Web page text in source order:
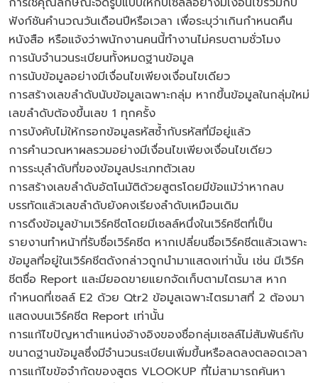
ฟังก์ชันคำนวณวันเดือนปีหรือเวลา เพื่อระบุว่าเกินกำหนดคืน
หนังสือ หรือแจ้งว่าพนักงานคนนี้ทำงานไม่ครบตามชั่วโมง
การนับจำนวนระเบียนทั้งหมดฐานข้อมูล
การนับข้อมูลอย่างมีเงื่อนไขเพียงเงื่อนไขเดียว
การสร้างเลขลำดับนับข้อมูลเฉพาะกลุ่ม หากขึ้นข้อมูลในกลุ่มใหม่
เลขลำดับต้องขึ้นเลข 1 ทุกครั้ง
การบังคับไม่ให้กรอกข้อมูลรหัสซ้ำกับรหัสที่มีอยู่แล้ว
การคำนวณหาผลรวมอย่างมีเงื่อนไขเพียงเงื่อนไขเดียว
การระบุลำดับที่ของข้อมูลประเภทตัวเลข
การสร้างเลขลำดับอัตโนมัติด้วยสูตรโดยมีข้อแม้ว่าหากลบ
บรรทัดแล้วเลขลำดับยังคงเรียงลำดับเหมือนเดิม
การดึงข้อมูลข้ามเวิร์คชีตโดยมีเซลล์หนึ่งในเวิร์คชีตที่เป็น
รายงานทำหน้าที่รับชื่อเวิร์คชีต หากเปลี่ยนชื่อเวิร์คชีตแล้วเฉพาะ
ข้อมูลที่อยู่ในเวิร์คชีตดังกล่าวถูกนำมาแสดงเท่านั้น เช่น มีเวิร์ค
ชีตชื่อ Report และมียอดขายแยกจัดเก็บตามไตรมาส หาก
กำหนดที่เซลล์ E2 ด้วย Qtr2 ข้อมูลเฉพาะไตรมาสที่ 2 ต้องมา
แสดงบนเวิร์คชีต Report เท่านั้น
การแก้ไขปัญหาตำแหน่งอ้างอิงของชื่อกลุ่มเซลล์ไม่สัมพันธ์กับ
ขนาดฐานข้อมูลซึ่งมีจำนวนระเบียนเพิ่มขึ้นหรือลดลงตลอดเวลา
การแก้ไขข้อจำกัดของสูตร VLOOKUP ที่ไม่สามารถค้นหา